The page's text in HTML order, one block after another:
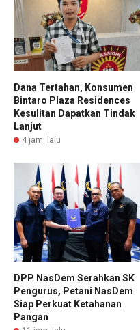
Dana Tertahan, Konsumen
Bintaro Plaza Residences
Kesulitan Dapatkan Tindak
Lanjut
4 jam lalu
DPP NasDem Serahkan SK
Pengurus, Petani NasDem
Siap Perkuat Ketahanan
Pangan